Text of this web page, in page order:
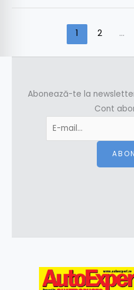
1 2 …
Abonează-te la
Cont